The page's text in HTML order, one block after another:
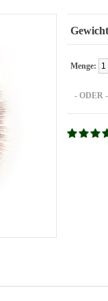
Menge:
- ODER -